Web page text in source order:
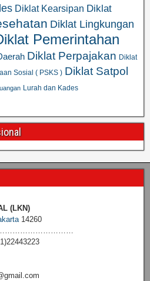
Diklat Kearsipan Diklat
Diklat Lingkungan
Pemerintahan
Diklat Perpajakan Diklat
Sosial ( PSKS ) Diklat Satpol
Lurah dan Kades
(LKN)
14260